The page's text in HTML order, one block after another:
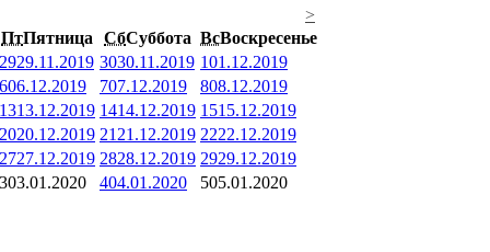
>
ПтПятница СбСуббота ВсВоскресенье
2929.11.2019 3030.11.2019 101.12.2019
606.12.2019 707.12.2019 808.12.2019
1313.12.2019 1414.12.2019 1515.12.2019
2020.12.2019 21 21.12.2019 2222.12.2019
2727.12.2019 2828.12.2019 2929.12.2019
303.01.2020 404.01.2020 505.01.2020